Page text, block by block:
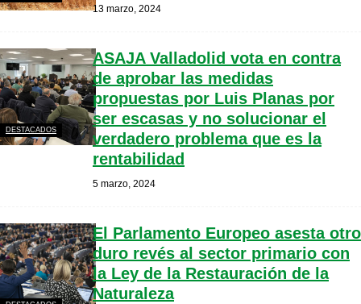
13 marzo, 2024
DESTACADOS
ASAJA Valladolid vota en contra
de aprobar las medidas
propuestas por Luis Planas por
ser escasas y no solucionar el
verdadero problema que es la
rentabilidad
5 marzo, 2024
El Parlamento Europeo asesta otro
duro revés al sector primario con
la Ley de la Restauración de la
Naturaleza